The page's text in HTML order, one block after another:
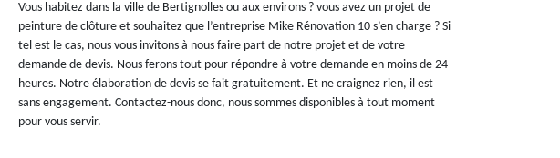
Vous habitez dans la ville de Bertignolles ou aux environs ? vous avez un projet de
peinture de clôture et souhaitez que l’entreprise Mike Rénovation 10 s’en charge ? Si
tel est le cas, nous vous invitons à nous faire part de notre projet et de votre
demande de devis. Nous ferons tout pour répondre à votre demande en moins de 24
heures. Notre élaboration de devis se fait gratuitement. Et ne craignez rien, il est
sans engagement. Contactez-nous donc, nous sommes disponibles à tout moment
pour vous servir.